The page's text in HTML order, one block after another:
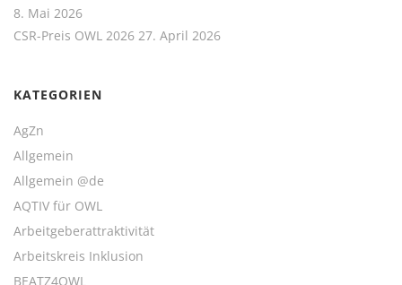
8. Mai 2026
CSR-Preis OWL 2026 27. April 2026
KATEGORIEN
AgZn
Allgemein
Allgemein @de
AQTIV für OWL
Arbeitgeberattraktivität
Arbeitskreis Inklusion
BEATZ4OWL